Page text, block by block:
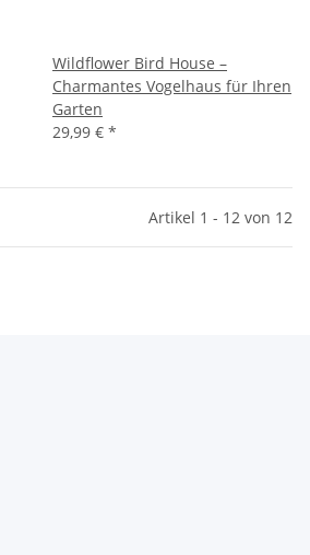
Wildflower Bird House –
Charmantes Vogelhaus für Ihren
Garten
29,99 € *
Artikel 1 - 12 von 12